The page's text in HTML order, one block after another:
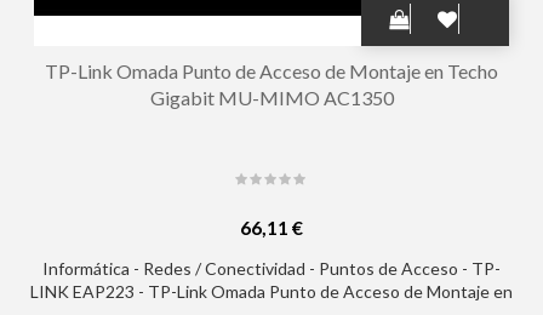
TP-Link Omada Punto de Acceso de Montaje en Techo
Gigabit MU-MIMO AC1350
66,11 €
Informática - Redes / Conectividad - Puntos de Acceso - TP-
LINK EAP223 - TP-Link Omada Punto de Acceso de Montaje en